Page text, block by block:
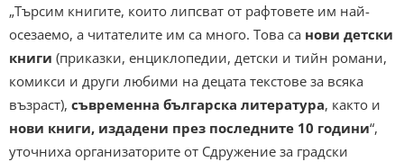
„Търсим книгите, които липсват от рафтовете им най-
осезаемо, а читателите им са много. Това са нови детски
книги (приказки, енциклопедии, детски и тийн романи,
комикси и други любими на децата текстове за всяка
възраст), съвременна българска литература, както и
нови книги, издадени през последните 10 години“,
уточниха организаторите от Сдружение за градски